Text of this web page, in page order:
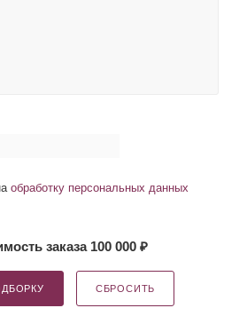
обработку персональных данных
заказа 100 000 ₽
СБРОСИТЬ